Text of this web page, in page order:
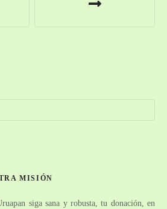
MISIÓN
siga sana y robusta, tu donación, en